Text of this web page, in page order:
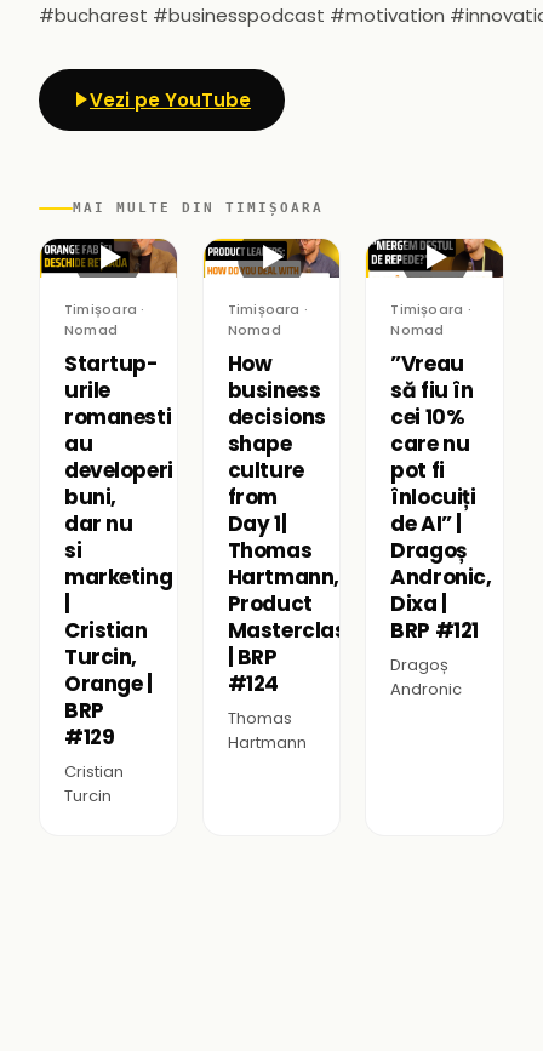
#bucharest #businesspodcast #motivation
Vezi pe YouTube
MAI MULTE DIN TIMIȘOARA
▶
Timișoara ·
Nomad
Startup-
urile
romanesti
au
developeri
buni,
dar nu
si
marketing
Cristian
Turcin,
Orange |
BRP
#129
Cristian
Turcin
▶
Timișoara ·
Nomad
How
business
decisions
shape
culture
from
Day 1|
Thomas
Hartmann,
Product
Masterclass
| BRP
#124
Thomas
Hartmann
▶
Timișoara ·
Nomad
”Vreau
să fiu în
cei 10%
care nu
pot fi
înlocuiți
de AI” |
Dragoș
Andronic,
Dixa |
BRP #121
Dragoș
Andronic